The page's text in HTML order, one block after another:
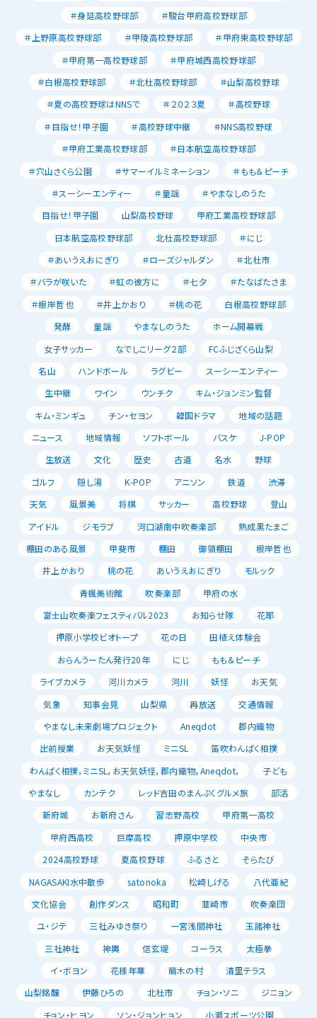
＃身延高校野球部
＃駿台甲府高校野球部
＃上野原高校野球部
＃甲陵高校野球部
＃甲府東高校野球部
＃甲府第一高校野球部
＃甲府城西高校野球部
＃白根高校野球部
＃北杜高校野球部
＃山梨高校野球
＃夏の高校野球はNNSで
＃２０２３夏
＃高校野球
＃目指せ！甲子園
＃高校野球中継
＃NNS高校野球
＃甲府工業高校野球部
＃日本航空高校野球部
＃穴山さくら公園
＃サマーイルミネーション
＃もも＆ピーチ
＃スーシーエンティー
＃童謡
＃やまなしのうた
目指せ！甲子園
山梨高校野球
甲府工業高校野球部
日本航空高校野球部
北杜高校野球部
＃にじ
＃あいうえおにぎり
＃ローズジャルダン
＃北杜市
＃バラが咲いた
＃虹の彼方に ＃七夕
＃たなばたさま
＃根岸哲也
＃井上かおり ＃桃の花
白根高校野球部
発酵
童謡 やまなしのうた
ホーム開幕戦
女子サッカー
なでしこリーグ２部
FCふじざくら山梨
名山
ハンドボール ラグビー
スーシーエンティー
生中継
ワイン ウンチク
キム・ジョンミン監督
キム・ミンギュ
チン・セヨン 韓国ドラマ
地域の話題
ニュース
地域情報 ソフトボール バスケ
J-POP
生放送
文化 歴史 古道 名水
野球
ゴルフ
隠し湯 K-POP アニソン 鉄道
渋滞
天気
風景美 将棋 サッカー 高校野球
登山
アイドル
ジモラブ 河口湖南中吹奏楽部
熟成黒たまご
棚田のある風景
甲斐市 棚田 御領棚田
根岸哲也
井上かおり
桃の花 あいうえおにぎり
モルック
青楓美術館
吹奏楽部
甲府の水
富士山吹奏楽フェスティバル2023
お知らせ隊
花耶
押原小学校ビオトープ
花の日
田植え体験会
おらんうーたん発行20年
にじ
もも＆ピーチ
ライブカメラ
河川カメラ 河川 妖怪
お天気
気象
知事会見 山梨県 再放送
交通情報
やまなし未来劇場プロジェクト
Aneqdot
郡内織物
出前授業
お天気妖怪 ミニSL
笛吹わんぱく相撲
わんぱく相撲，ミニSL，お天気妖怪，郡内織物，Aneqdot，
子ども
やまなし
カンテク レッド吉田のまんぷくグルメ旅
部活
新府城
お新府さん 習志野高校
甲府第一高校
甲府西高校
巨摩高校 押原中学校
中央市
2024高校野球
夏高校野球 ふるさと
そらたび
NAGASAKI水中散歩
satonoka 松崎しげる
八代亜紀
文化協会
創作ダンス 昭和町 韮崎市
吹奏楽団
ユ・ジテ
三社みゆき祭り 一宮浅間神社
玉諸神社
三社神社
神輿 信玄堤 コーラス
太極拳
イ・ボヨン
花様年華 萌木の村
清里テラス
山梨銘醸
伊藤ひろの 北杜市 チョン・ソニ
ジニョン
チョン・ヒヨン
ソン・ジョンヒョン 小瀬スポーツ公園